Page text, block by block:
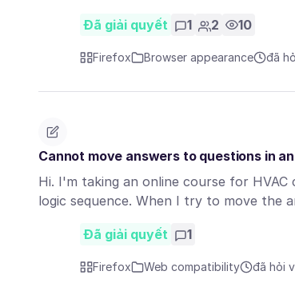
Đã giải quyết 1 2 10
Firefox Browser appearance đã
Cannot move answers to questions in
Hi. I'm taking an online course for
logic sequence. When I try to move the
Đã giải quyết 1
Firefox Web compatibility đã hỏi